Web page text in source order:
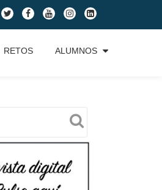
fa-
twitter
fa-
facebook
fa-
youtube
fa-
instagram
fa-
linkedin-
square
RETOS ALUMNOS